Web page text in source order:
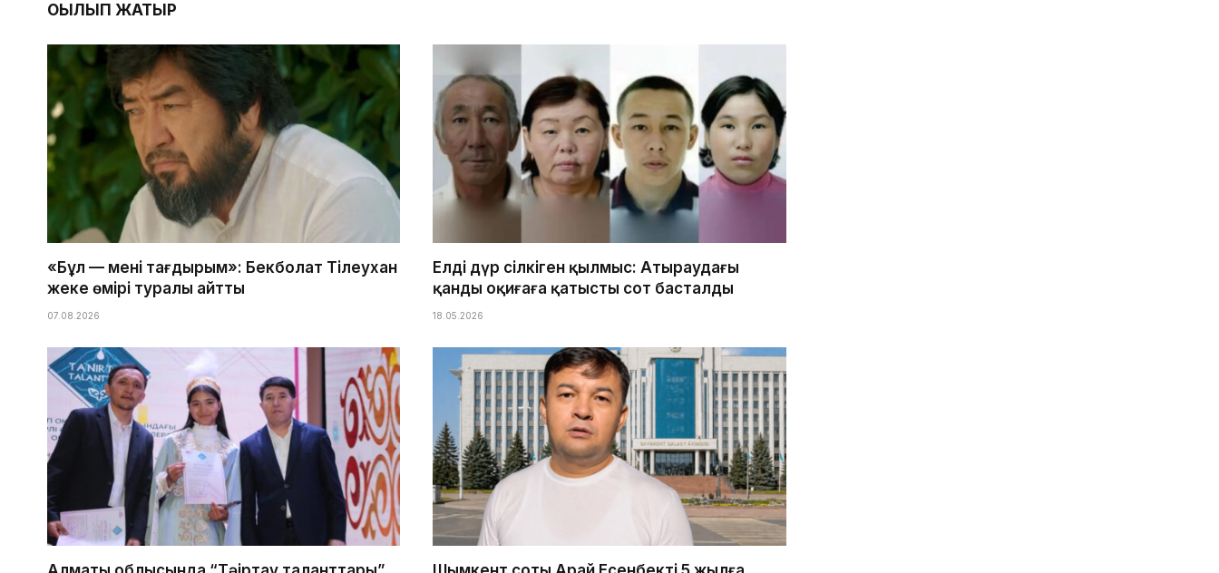
ОҚЫЛЫП ЖАТЫР
«Бұл — менің тағдырым»: Бекболат Тілеухан
жеке өмірі туралы айтты
07.08.2026
Елді дүр сілкіген қылмыс: Атыраудағы
қанды оқиғаға қатысты сот басталды
18.05.2026